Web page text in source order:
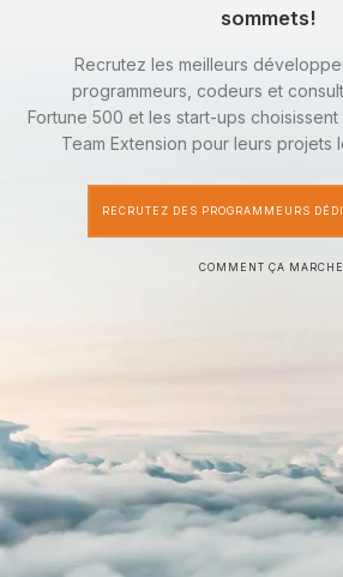
sommets!
Recrutez les meilleurs
programmeurs, codeurs et
Fortune 500 et les start-ups
Team Extension pour leurs projets
RECRUTEZ DES PROGRAMMEURS
COMMENT ÇA